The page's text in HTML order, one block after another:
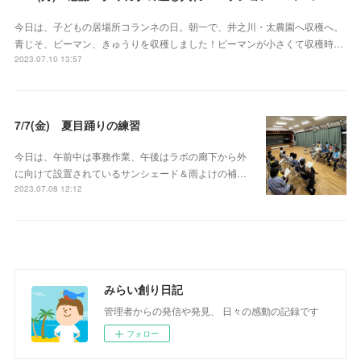
今日は、子どもの居場所コランネの日。朝一で、井之川・太農園へ収穫へ。
青じそ、ピーマン、きゅうりを収穫しました！ピーマンが小さくて収穫時…
2023.07.10 13:57
7/7(金) 夏目踊りの練習
今日は、午前中は事務作業、午後はラボの廊下から外
に向けて設置されているサンシェード＆雨よけの補…
2023.07.08 12:12
みらい創り日記
管理者からの発信や発見、 日々の感動の記録です
フォロー